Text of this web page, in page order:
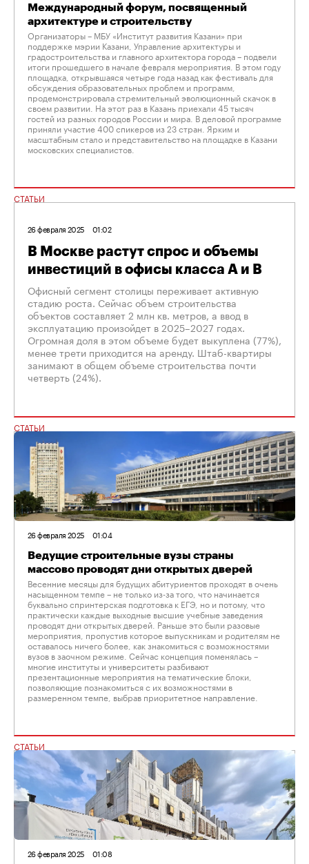
Международный форум, посвященный
архитектуре и строительству
Организаторы – МБУ «Институт развития Казани» при
поддержке мэрии Казани, Управление архитектуры и
градостроительства и главного архитектора города – подвели
итоги прошедшего в начале февраля мероприятия. В этом году
площадка, открывшаяся четыре года назад как фестиваль для
обсуждения образовательных проблем и программ,
продемонстрировала стремительный эволюционный скачок в
своем развитии. На этот раз в Казань приехали 45 тысяч
гостей из разных городов России и мира. В деловой программе
приняли участие 400 спикеров из 23 стран. Ярким и
масштабным стало и представительство на площадке в Казани
московских специалистов.
СТАТЬИ
26 февраля 2025 01:02
В Москве растут спрос и объемы
инвестиций в офисы класса A и B
Офисный сегмент столицы переживает активную
стадию роста. Сейчас объем строительства
объектов составляет 2 млн кв. метров, а ввод в
эксплуатацию произойдет в 2025–2027 годах.
Огромная доля в этом объеме будет выкуплена (77%),
менее трети приходится на аренду. Штаб-квартиры
занимают в общем объеме строительства почти
четверть (24%).
СТАТЬИ
26 февраля 2025 01:04
Ведущие строительные вузы страны
массово проводят дни открытых дверей
Весенние месяцы для будущих абитуриентов проходят в очень
насыщенном темпе – не только из-за того, что начинается
буквально спринтерская подготовка к ЕГЭ, но и потому, что
практически каждые выходные высшие учебные заведения
проводят дни открытых дверей. Раньше это были разовые
мероприятия, пропустив которое выпускникам и родителям не
оставалось ничего более, как знакомиться с возможностями
вузов в заочном режиме. Сейчас концепция поменялась –
многие институты и университеты разбивают
презентационные мероприятия на тематические блоки,
позволяющие познакомиться с их возможностями в
размеренном темпе, выбрав приоритетное направление.
СТАТЬИ
26 февраля 2025 01:08